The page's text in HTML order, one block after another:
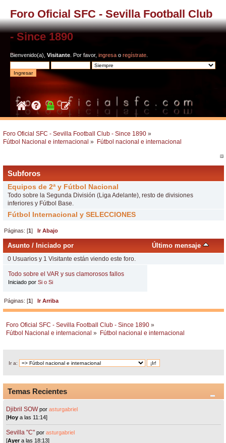
Foro Oficial SFC - Sevilla Football Club
- Since 1890
Bienvenido(a), Visitante . Por favor, ingresa o regístrate
Foro Oficial SFC - Sevilla Football Club - Since 1890 »
Fútbol Nacional e internacional » Fútbol nacional e internacional
Subforos
Equipos de 2ª y Fútbol Nacional
Todo sobre la Segunda División (Liga Adelante), resto de divisiones
inferiores y Fútbol Base.
Fútbol Internacional y SELECCIONES
Páginas: [1]Ir Abajo
Asunto / Iniciado por Último mensaje
0 Usuarios y 1 Visitante están viendo este foro.
Todo sobre el VAR y sus clamorosos fallos
Iniciado por Si o Si
Páginas: [1]Ir Arriba
Foro Oficial SFC - Sevilla Football Club - Since 1890 »
Fútbol Nacional e internacional » Fútbol nacional e internacional
Ir a:
Temas Recientes
Djibril SOW porasturgabriel
[Hoy a las 11:14]
Sevilla "C"porasturgabriel
[Ayera las 18:13]